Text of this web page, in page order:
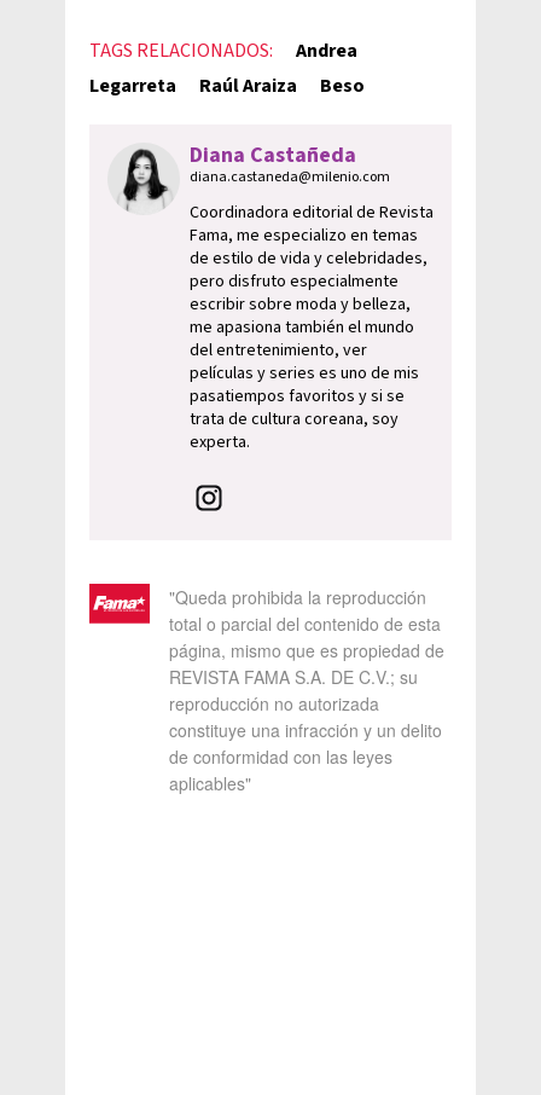
TAGS RELACIONADOS:
Andrea
Legarreta
Raúl Araiza Beso
Diana Castañeda
diana.castaneda@milenio.com
Coordinadora editorial de Revista
Fama, me especializo en temas
de estilo de vida y celebridades,
pero disfruto especialmente
escribir sobre moda y belleza,
me apasiona también el mundo
del entretenimiento, ver
películas y series es uno de mis
pasatiempos favoritos y si se
trata de cultura coreana, soy
experta.
"Queda prohibida la reproducción
total o parcial del contenido de esta
página, mismo que es propiedad de
REVISTA FAMA S.A. DE C.V.; su
reproducción no autorizada
constituye una infracción y un delito
de conformidad con las leyes
aplicables"